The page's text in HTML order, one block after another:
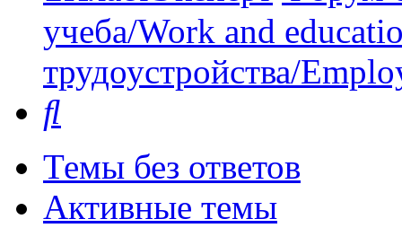
учеба/Work and
трудоустройства/
Темы без ответов
Активные темы